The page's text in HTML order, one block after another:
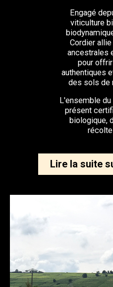
Engagé
viticulture
Cordier
ancestrales
pour
authentiques
des sols de
L'ensemble
présent
biologique,
Lire la suite